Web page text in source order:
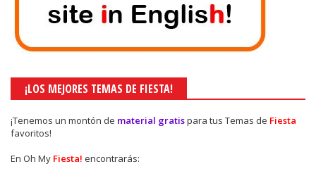
¡LOS MEJORES TEMAS DE FIESTA!
¡Tenemos un montón de material gratispara tus Temas de Fiesta
favoritos!
En Oh My Fiesta! encontrarás: